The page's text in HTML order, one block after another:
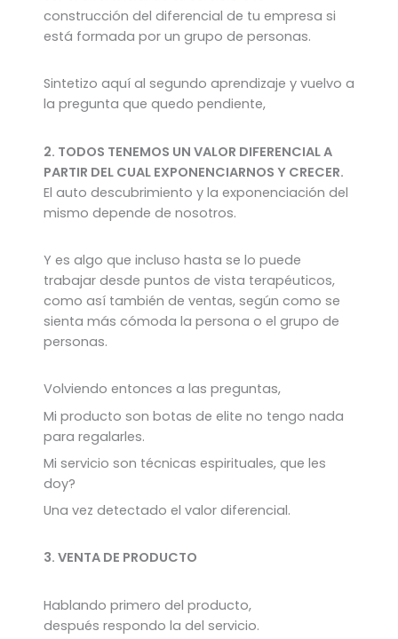
construcción del diferencial de tu empresa si
está formada por un grupo de personas.
Sintetizo aquí al segundo aprendizaje y vuelvo a
la pregunta que quedo pendiente,
2. TODOS TENEMOS UN VALOR DIFERENCIAL A
PARTIR DEL CUAL EXPONENCIARNOS Y CRECER.
El auto descubrimiento y la exponenciación del
mismo depende de nosotros.
Y es algo que incluso hasta se lo puede
trabajar desde puntos de vista terapéuticos,
como así también de ventas, según como se
sienta más cómoda la persona o el grupo de
personas.
Volviendo entonces a las preguntas,
Mi producto son botas de elite no tengo nada
para regalarles.
Mi servicio son técnicas espirituales, que les
doy?
Una vez detectado el valor diferencial.
3. VENTA DE PRODUCTO
Hablando primero del producto,
después respondo la del servicio.